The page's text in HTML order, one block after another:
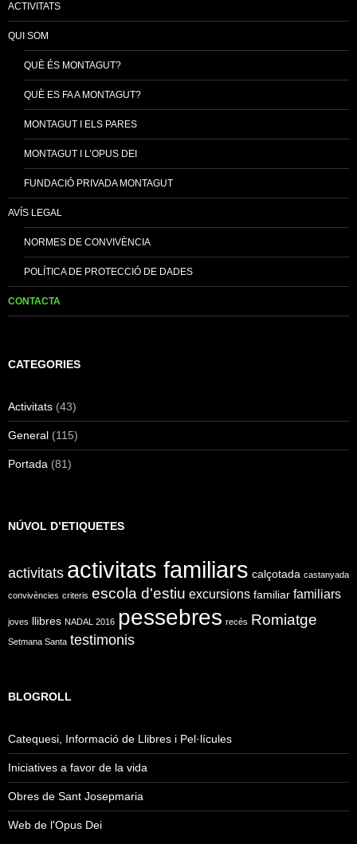
ACTIVITATS
QUI SOM
QUÈ ÉS MONTAGUT?
QUÈ ES FA A MONTAGUT?
MONTAGUT I ELS PARES
MONTAGUT I L’OPUS DEI
FUNDACIÓ PRIVADA MONTAGUT
AVÍS LEGAL
NORMES DE CONVIVÈNCIA
POLÍTICA DE PROTECCIÓ DE DADES
CONTACTA
CATEGORIES
Activitats (43)
General (115)
Portada (81)
NÚVOL D’ETIQUETES
activitats activitats familiars calçotada castanyada
convivències criteris escola d'estiu excursions familiar familiars
joves llibres NADAL 2016 pessebres recés Romiatge
Setmana Santa testimonis
BLOGROLL
Catequesi, Informació de Llibres i Pel·lícules
Iniciatives a favor de la vida
Obres de Sant Josepmaria
Web de l'Opus Dei